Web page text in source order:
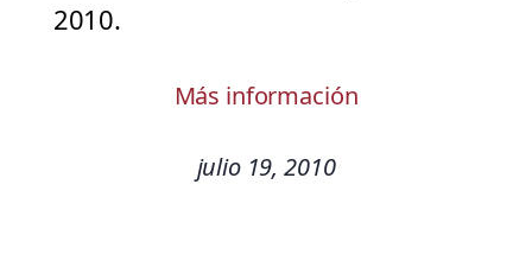
2010.
Más información
julio 19, 2010